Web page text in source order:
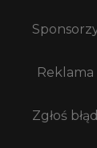
Reklama
Zgłoś błąd